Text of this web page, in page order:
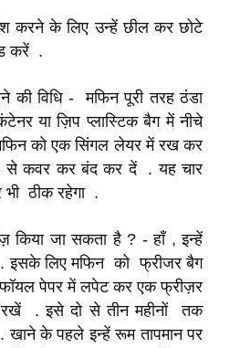
करने के लिए उन्हें छील कर छोटे
करें .
की विधि - मफिन पूरी तरह ठंडा
या ज़िप प्लास्टिक बैग में नीचे
को एक सिंगल लेयर में रख कर
से कवर कर बंद कर दें . यह चार
भी ठीक रहेगा .
किया जा सकता है ? - हाँ , इन्हें
इसके लिए मफिन को फ्रीजर बैग
पेपर में लपेट कर एक फ्रीज़र
. इसे दो से तीन महीनों तक
के पहले इन्हें रूम तापमान पर